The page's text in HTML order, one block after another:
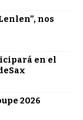
nos
en el
2026